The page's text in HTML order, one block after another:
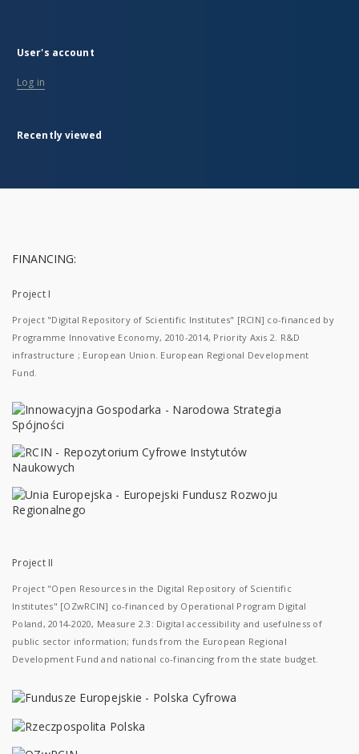
User's account
Log in
Recently viewed
FINANCING:
Project I
Project "Digital Repository of Scientific Institutes" [RCIN] co-financed by
Programme Innovative Economy, 2010-2014, Priority Axis 2. R&D
infrastructure ; European Union. European Regional Development
Fund.
Project II
Project "Open Resources in the Digital Repository of Scientific
Institutes" [OZwRCIN] co-financed by Operational Program Digital
Poland, 2014-2020, Measure 2.3: Digital accessibility and usefulness of
public sector information; funds from the European Regional
Development Fund and national co-financing from the state budget.